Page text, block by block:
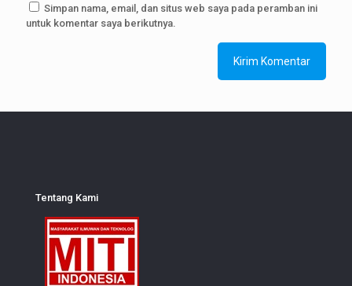
Simpan nama, email, dan situs web saya pada peramban ini
untuk komentar saya berikutnya.
Tentang Kami